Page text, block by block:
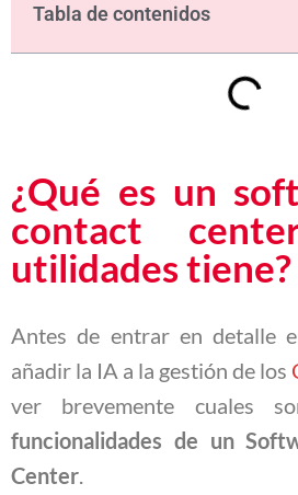
Tabla de contenidos
¿Qué es un
contact
utilidades tiene?
Antes de entrar en detalle
añadir la IA a la gestión de los
ver brevemente cuales
funcionalidades de un
Center.